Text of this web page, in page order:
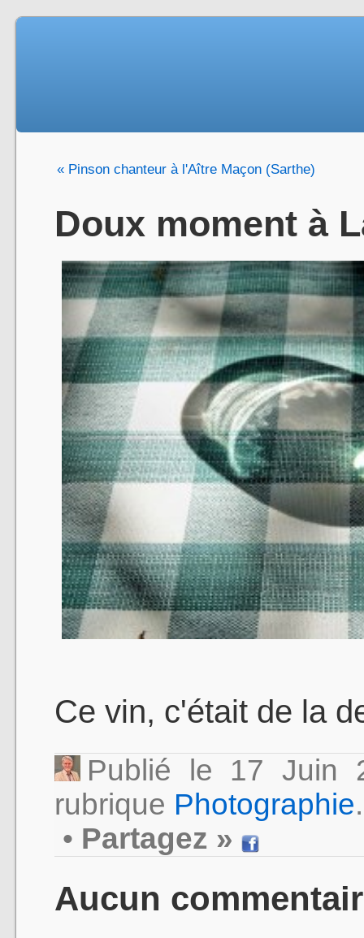
« Pinson chanteur à l'Aître Maçon (Sarthe)
Doux moment à
Ce vin, c'était de la
Publié le 17 Juin
rubrique Photographie.
• Partagez »
Aucun